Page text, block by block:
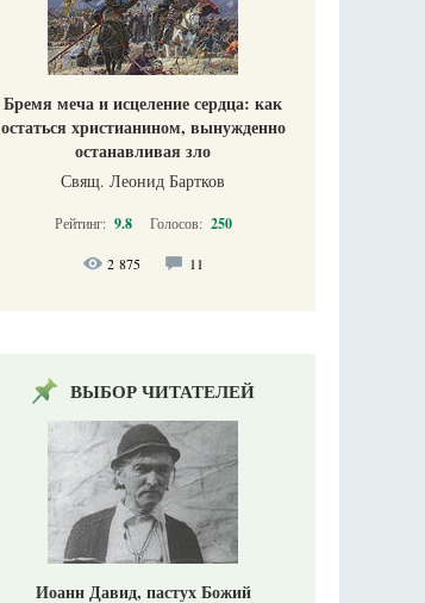
Бремя меча и исцеление сердца: как
остаться христианином, вынужденно
останавливая зло
Свящ. Леонид Бартков
Рейтинг: 9.8 Голосов: 250
2 875 11
ВЫБОР ЧИТАТЕЛЕЙ
Иоанн Давид, пастух Божий